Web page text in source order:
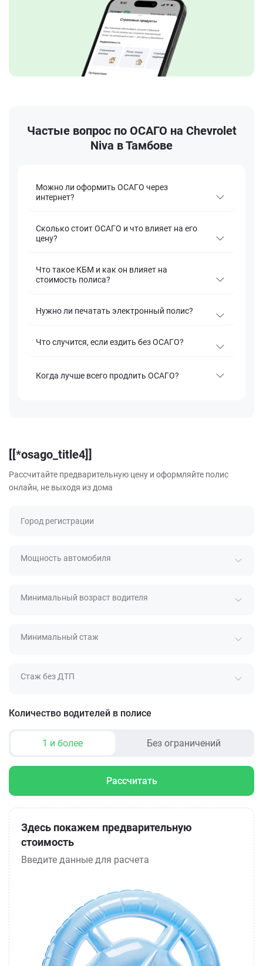
Частые вопрос по ОСАГО на Chevrolet
Niva в Тамбове
Можно ли оформить ОСАГО через
интернет?
Сколько стоит ОСАГО и что влияет на его
цену?
Что такое КБМ и как он влияет на
стоимость полиса?
Нужно ли печатать электронный полис?
Что случится, если ездить без ОСАГО?
Когда лучше всего продлить ОСАГО?
[[*osago_title4]]
Рассчитайте предварительную цену и оформляйте полис
онлайн, не выходя из дома
Город регистрации
Мощность автомобиля
Минимальный возраст водителя
Минимальный стаж
Стаж без ДТП
Количество водителей в полисе
1 и более Без ограничений
Рассчитать
Здесь покажем предварительную
стоимость
Введите данные для расчета